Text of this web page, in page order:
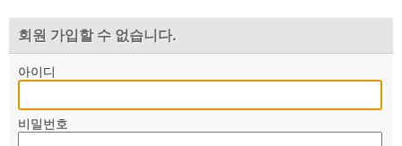
회원 가입할 수 없습니다.
아이디
비밀번호
자료
부설기관